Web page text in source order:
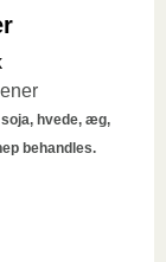
hvede, æg,
behandles.